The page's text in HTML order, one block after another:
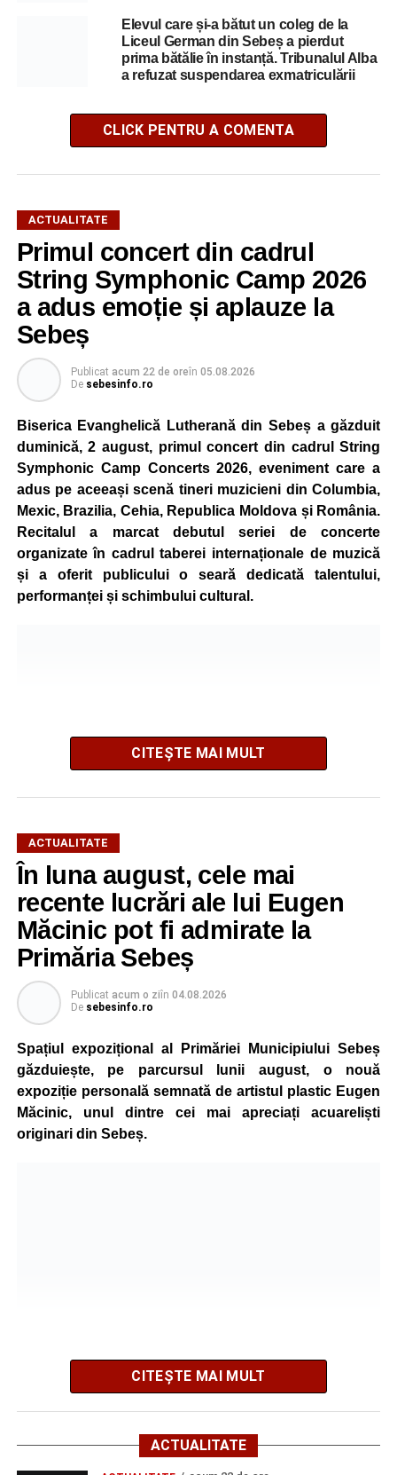
Elevul care și-a bătut un coleg de la
Liceul German din Sebeș a pierdut
prima bătălie în instanță. Tribunalul Alba
a refuzat suspendarea exmatriculării
CLICK PENTRU A COMENTA
ACTUALITATE
Primul concert din cadrul
String Symphonic Camp 2026
a adus emoție și aplauze la
Sebeș
Publicat acum 22 de oreîn 05.08.2026
De sebesinfo.ro
Biserica Evanghelică Lutherană din Sebeș a găzduit
duminică, 2 august, primul concert din cadrul String
Symphonic Camp Concerts 2026, eveniment care a
adus pe aceeași scenă tineri muzicieni din Columbia,
Mexic, Brazilia, Cehia, Republica Moldova și România.
Recitalul a marcat debutul seriei de concerte
organizate în cadrul taberei internaționale de muzică
și a oferit publicului o seară dedicată talentului,
performanței și schimbului cultural.
String Symphonic Camp 2026 reunește tineri
instrumentiști din 6 țări, alături de voluntari și foști elevi ai
Liceului de Arte „Regina Maria”, din Alba Iulia, care
participă, timp de o săptămână, la cursuri de
perfecționare, repetiții și activități artistice desfășurate sub
îndrumarea unor profesori și mentori.
tinerilor muzicieni și munca depusă în cadrul taberei, iar
spectatorii au răsplătit prestațiile cu aplauze îndelungate.
CITEȘTE MAI MULT
ACTUALITATE
În luna august, cele mai
recente lucrări ale lui Eugen
Măcinic pot fi admirate la
Primăria Sebeș
Publicat acum o ziîn 04.08.2026
De sebesinfo.ro
Spațiul expozițional al Primăriei Municipiului Sebeș
găzduiește, pe parcursul lunii august, o nouă
expoziție personală semnată de artistul plastic Eugen
Măcinic, unul dintre cei mai apreciați acuareliști
originari din Sebeș.
Vizitatorii pot admira o colecție de lucrări recente,
caracterizată printr-o paletă cromatică bogată și teme
inspirate din natură.
CITEȘTE MAI MULT
ACTUALITATE